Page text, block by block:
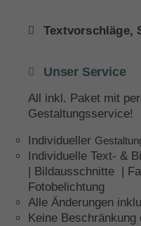
Textvorschläge,
Unser Service
All inkl. Paket mit
Gestaltungsservice!
Individueller
Individuelle Text- &
| Bildausschnitte |
Fotobelichtung
Alle Änderungen
Keine